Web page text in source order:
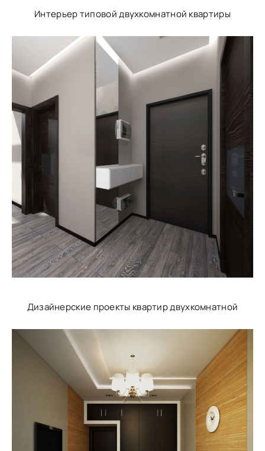
Интерьер типовой двухкомнатной квартиры
Дизайнерские проекты квартир двухкомнатной